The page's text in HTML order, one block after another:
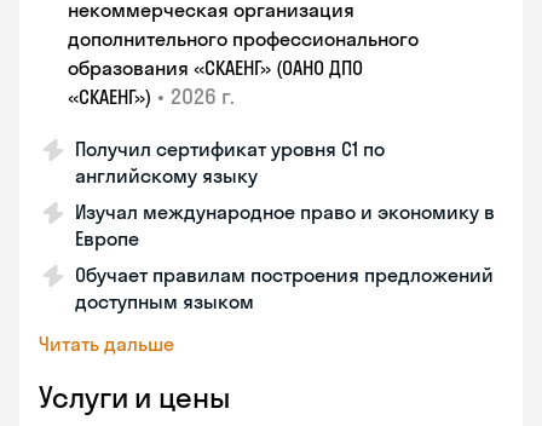
некоммерческая организация
дополнительного профессионального
образования «СКАЕНГ» (ОАНО ДПО
«СКАЕНГ») • 2026 г.
Получил сертификат уровня С1 по
английскому языку
Изучал международное право и экономику в
Европе
Обучает правилам построения предложений
доступным языком
Читать дальше
Услуги и цены